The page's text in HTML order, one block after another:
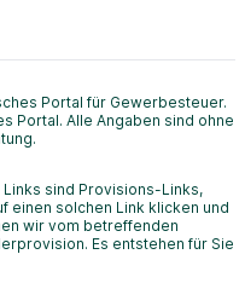
Portal für Gewerbesteuer.
Portal. Alle Angaben sind ohne
sind Provisions-Links,
einen solchen Link klicken und
wir vom betreffenden
Es entstehen für Sie